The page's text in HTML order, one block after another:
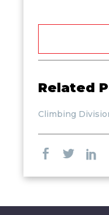
Related
Climbing